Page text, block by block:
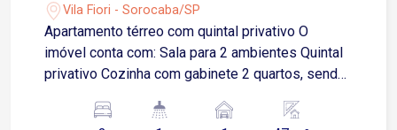
Vila Fiori - Sorocaba/SP
Apartamento térreo com quintal privativo O
imóvel conta com: Sala para 2 ambientes Quintal
privativo Cozinha com gabinete 2 quartos, sendo
social 1 vaga de garagem descoberta Situado no